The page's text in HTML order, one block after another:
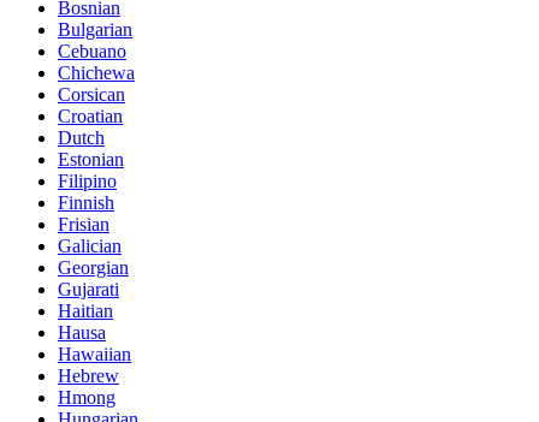
Bosnian
Bulgarian
Cebuano
Chichewa
Corsican
Croatian
Dutch
Estonian
Filipino
Finnish
Frisian
Galician
Georgian
Gujarati
Haitian
Hausa
Hawaiian
Hebrew
Hmong